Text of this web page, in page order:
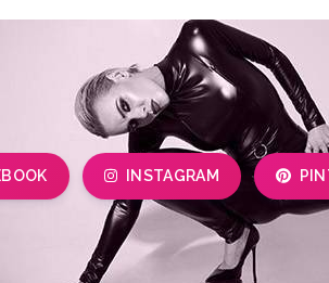
INSTAGRAM